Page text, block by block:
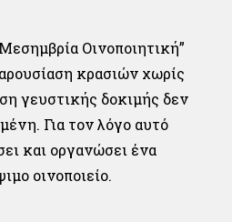
Οινοποιητική”
κρασιών χωρίς
γευστικής δοκιμής δεν
Για τον λόγο αυτό
και οργανώσει ένα
οινοποιείο.